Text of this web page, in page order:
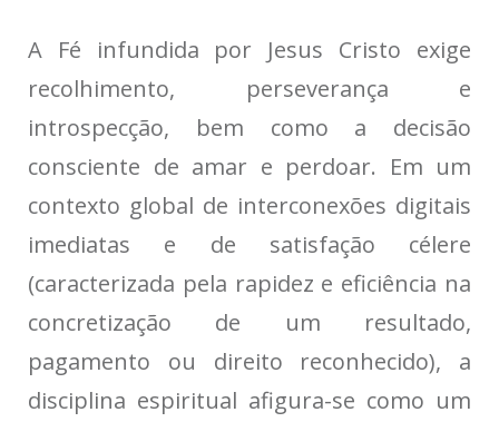
A Fé infundida por Jesus Cristo exige
recolhimento, perseverança e
introspecção, bem como a decisão
consciente de amar e perdoar. Em um
contexto global de interconexões digitais
imediatas e de satisfação célere
(caracterizada pela rapidez e eficiência na
concretização de um resultado,
pagamento ou direito reconhecido), a
disciplina espiritual afigura-se como um